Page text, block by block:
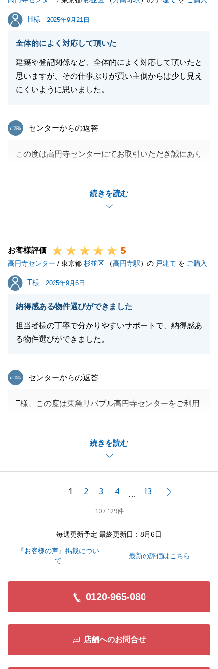
閉じる
H様
H様 2025年9月21日
全体的によく対応して頂いた
建築や登記関係など、全体的によく対応して頂いたと
思いますが、その仕事ぶりが買い主側からは少し見え
にくいように思いました。
続きを読む
東急リバブル
センターからの返答
この度は高円寺センターにてお取引いただき誠にあり
等ご理解いただけるよう今後は一層精進してまいりま
購入の申し込みの際に先にお申し込みされたお客様が
したがＨ様が滞りなくローン審査等をしていただいた
おかげでご成約になりました。
今後ご不明な点等がございましたらお気軽にご相談い
ただけますと幸いです。
引き続きよろしくお願い申し上げます。
お客様評価 5
高円寺センター / 東京都 杉並区 （高円寺駅）の 戸建て を ご購入
T様
T様 2025年9月6日
納得感ある物件選びができました
担当者様の丁寧で分かりやすいサポートで、納得感あ
る物件選びができました。
続きを読む
東急リバブル
センターからの返答
T様、この度は東急リバブル高円寺センターをご利用
今後ともT様のご期待に沿えるよう誠心誠意ご対応さ
せていただきます。
ましたら、どんな些細なことでもお気軽にお申し付け
1 2 3 4 … 13
10 / 129件
毎週更新予定 最終更新日：8月6日
『お客様の声』掲載につい
て
最新の評価はこちら
0120-965-080
店舗へのお問合せ